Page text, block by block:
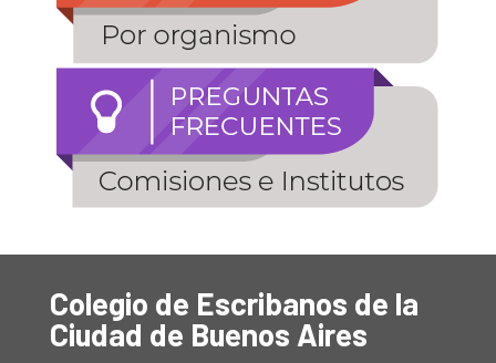
Colegio de Escribanos de la
Ciudad de Buenos Aires